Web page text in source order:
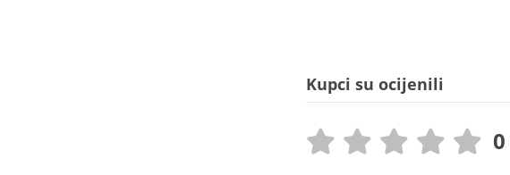
Kupci su ocijenili
0